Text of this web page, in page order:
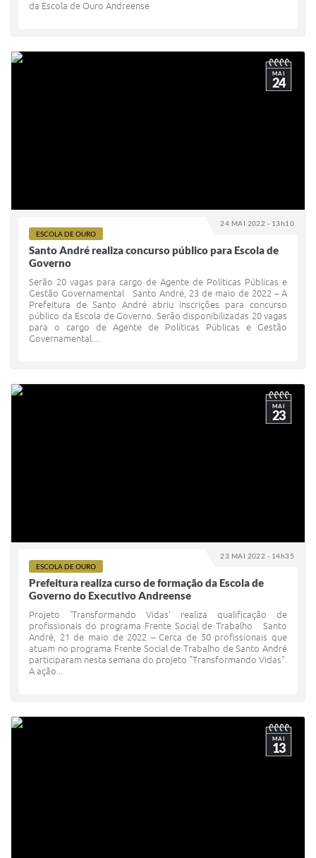
da Escola de Ouro Andreense
24 MAI 2022 - 13h10
MAI
24
ESCOLA DE OURO
Santo André realiza concurso público para Escola de
Governo
Serão 20 vagas para cargo de Agente de Políticas Públicas e
Gestão Governamental Santo André, 23 de maio de 2022 – A
Prefeitura de Santo André abriu inscrições para concurso
público da Escola de Governo. Serão disponibilizadas 20 vagas
para o cargo de Agente de Políticas Públicas e Gestão
Governamental....
23 MAI 2022 - 14h35
MAI
23
ESCOLA DE OURO
Prefeitura realiza curso de formação da Escola de
Governo do Executivo Andreense
Projeto 'Transformando Vidas' realiza qualificação de
profissionais do programa Frente Social de Trabalho Santo
André, 21 de maio de 2022 – Cerca de 50 profissionais que
atuam no programa Frente Social de Trabalho de Santo André
participaram nesta semana do projeto "Transformando Vidas".
A ação...
MAI
13